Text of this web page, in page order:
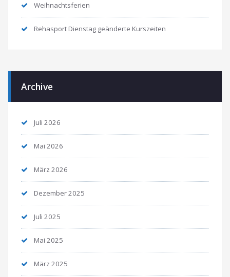
Weihnachtsferien
Rehasport Dienstag geänderte Kurszeiten
Archive
Juli 2026
Mai 2026
März 2026
Dezember 2025
Juli 2025
Mai 2025
März 2025